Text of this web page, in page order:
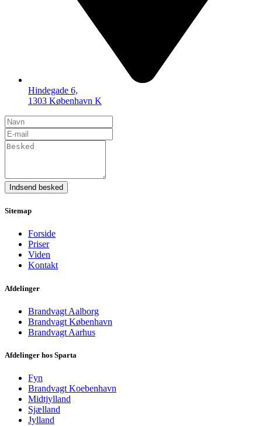
Hindegade 6,
1303 København K
Indsend besked
Sitemap
Forside
Priser
Viden
Kontakt
Afdelinger
Brandvagt Aalborg
Brandvagt København
Brandvagt Aarhus
Afdelinger hos Sparta
Fyn
Brandvagt Koebenhavn
Midtjylland
Sjælland
Jylland